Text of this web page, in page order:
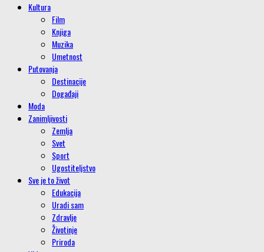
Kultura
Film
Knjiga
Muzika
Umetnost
Putovanja
Destinacije
Događaji
Moda
Zanimljivosti
Zemlja
Svet
Sport
Ugostiteljstvo
Sve je to život
Edukacija
Uradi sam
Zdravlje
Životinje
Priroda